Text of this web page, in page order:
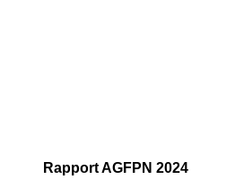
Rapport AGFPN 2024